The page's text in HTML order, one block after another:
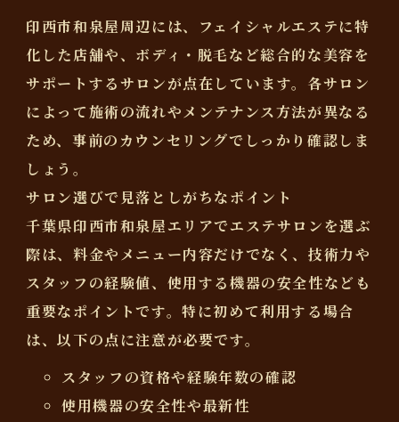
印西市和泉屋周辺には、フェイシャルエステに特
化した店舗や、ボディ・脱毛など総合的な美容を
サポートするサロンが点在しています。各サロン
によって施術の流れやメンテナンス方法が異なる
ため、事前のカウンセリングでしっかり確認しま
しょう。
サロン選びで見落としがちなポイント
千葉県印西市和泉屋エリアでエステサロンを選ぶ
際は、料金やメニュー内容だけでなく、技術力や
スタッフの経験値、使用する機器の安全性なども
重要なポイントです。特に初めて利用する場合
は、以下の点に注意が必要です。
スタッフの資格や経験年数の確認
使用機器の安全性や最新性